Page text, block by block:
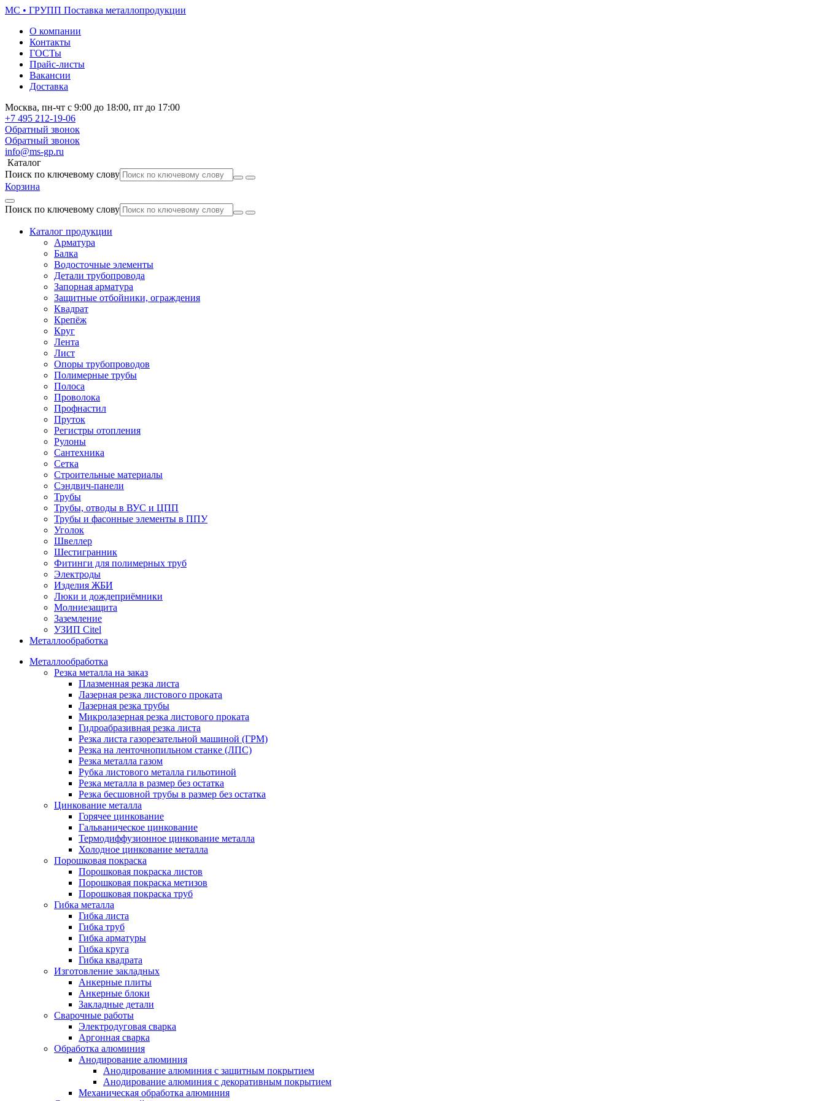
МС • ГРУПП Поставка металлопродукции
О компании
Контакты
ГОСТы
Прайс-листы
Вакансии
Доставка
Москва, пн-чт с 9:00 до 18:00, пт до 17:00
+7 495 212-19-06
Обратный звонок
Обратный звонок
info@ms-gp.ru
Каталог
Поиск по ключевому слову
Корзина
Поиск по ключевому слову
Каталог продукции
Арматура
Балка
Водосточные элементы
Детали трубопровода
Запорная арматура
Защитные отбойники, ограждения
Квадрат
Крепёж
Круг
Лента
Лист
Опоры трубопроводов
Полимерные трубы
Полоса
Проволока
Профнастил
Пруток
Регистры отопления
Рулоны
Сантехника
Сетка
Строительные материалы
Сэндвич-панели
Трубы
Трубы, отводы в ВУС и ЦПП
Трубы и фасонные элементы в ППУ
Уголок
Швеллер
Шестигранник
Фитинги для полимерных труб
Электроды
Изделия ЖБИ
Люки и дождеприёмники
Молниезащита
Заземление
УЗИП Citel
Металлообработка
Металлообработка
Резка металла на заказ
Плазменная резка листа
Лазерная резка листового проката
Лазерная резка трубы
Микролазерная резка листового проката
Гидроабразивная резка листа
Резка листа газорезательной машиной (ГРМ)
Резка на ленточнопильном станке (ЛПС)
Резка металла газом
Рубка листового металла гильотиной
Резка металла в размер без остатка
Резка бесшовной трубы в размер без остатка
Цинкование металла
Горячее цинкование
Гальваническое цинкование
Термодиффузионное цинкование металла
Холодное цинкование металла
Порошковая покраска
Порошковая покраска листов
Порошковая покраска метизов
Порошковая покраска труб
Гибка металла
Гибка листа
Гибка труб
Гибка арматуры
Гибка круга
Гибка квадрата
Изготовление закладных
Анкерные плиты
Анкерные блоки
Закладные детали
Сварочные работы
Электродуговая сварка
Аргонная сварка
Обработка алюминия
Анодирование алюминия
Анодирование алюминия с защитным покрытием
Анодирование алюминия с декоративным покрытием
Механическая обработка алюминия